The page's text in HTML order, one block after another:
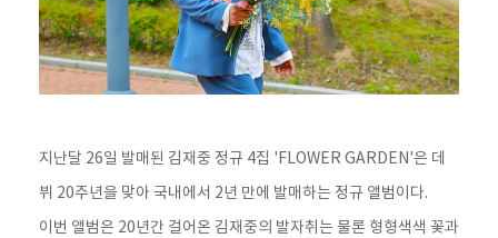
지난달 26일 발매된 김재중 정규 4집 'FLOWER GARDEN'은 데
뷔 20주년을 맞아 국내에서 2년 만에 발매하는 정규 앨범이다.
이번 앨범은 20년간 걸어온 김재중의 발자취는 물론 형형색색 꽃과